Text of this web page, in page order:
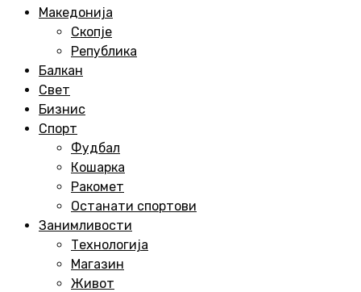
Македонија
Скопје
Република
Балкан
Свет
Бизнис
Спорт
Фудбал
Кошарка
Ракомет
Останати спортови
Занимливости
Технологија
Магазин
Живот